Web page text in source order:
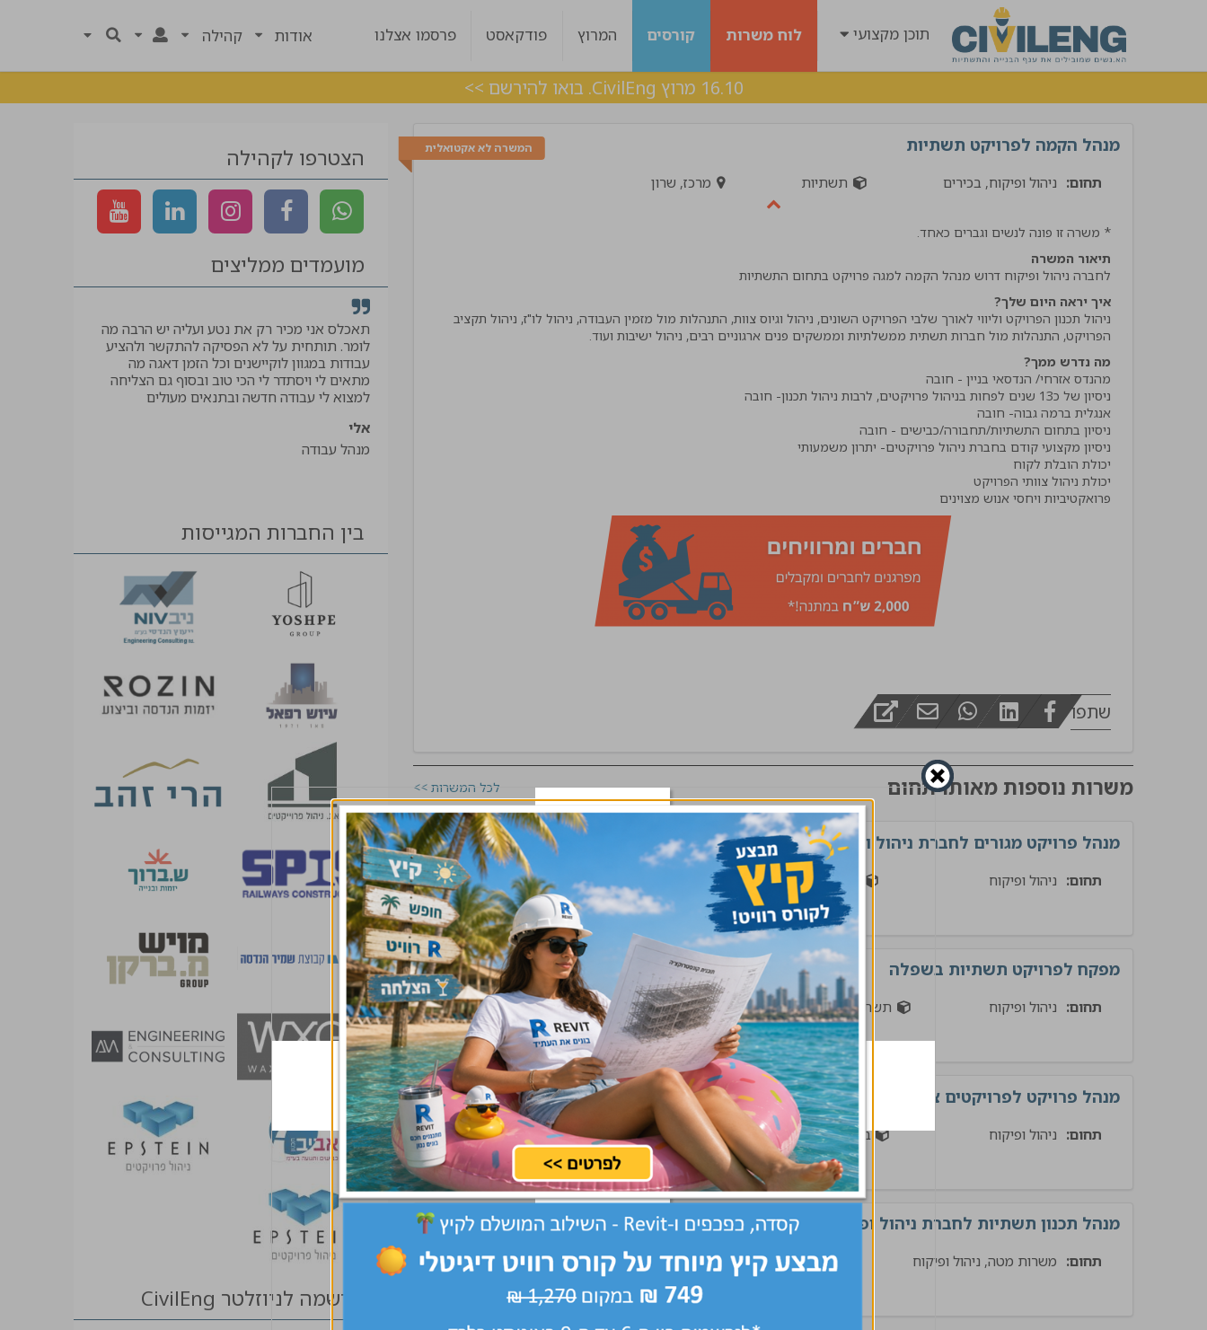
תוכן מקצועי לוח משרות קורסים המרוץ פודקאסט פרסמו אצלנו אודות קהילה
16.10 מרוץ CivilEng. בואו להירשם >>
המשרה לא אקטואלית מנהל הקמה לפרויקט תשתיות
תחום: ניהול ופיקוח, בכירים תשתיות מרכז, שרון
* משרה זו פונה לנשים וגברים כאחד.
תיאור המשרה
לחברה ניהול ופיקוח דרוש מנהל הקמה למגה פרויקט בתחום התשתיות
איך יראה היום שלך?
ניהול תכנון הפרויקט וליווי לאורך שלבי הפרויקט השונים, ניהול וגיוס צוות, התנהלות מול מזמין העבודה, ניהול לו"ז, ניהול תקציב
הפרויקט, התנהלות מול חברות תשתית ממשלתיות וממשקים פנים ארגוניים רבים, ניהול ישיבות ועוד.
מה נדרש ממך?
פרואקטיביות ויחסי אנוש מצוינים
שתפו
משרות נוספות מאותו תחום לכל המשרות >>
מנהל פרויקט מגורים לחברת ניהול ופיקוח
תחום: ניהול ופיקוח בינוי מרכז שלח קורות חיים
מפקח לפרויקט תשתיות בשפלה
תחום: ניהול ופיקוח תשתיות מרכז, שפלה, דרום שלח קורות חיים
מנהל פרויקט לפרויקטים ציבוריים
תחום: ניהול ופיקוח בינוי מרכז, שרון שלח קורות חיים
מנהל תכנון תשתיות לחברת ניהול ופיקוח בתל אביב
תחום: משרות מטה, ניהול ופיקוח תשתיות מרכז, שרון, שפלה שלח קורות חיים
הצטרפו לקהילה
מועמדים ממליצים
"קיבלתי שירות מנטע השירות היה מעולה עם
הרבה ידע וסבלנות קיבלתי מענה בצורה מדויקת !
אביתר
ליווי מצויין, בכל שלב היו מעורבים לאורך כל הדרך
תאכלס אני מכיר רק את נטע ועליה יש הרבה מה
לומר. תותחית על לא הפסיקה להתקשר ולהציע
עבודות במגוון לוקיישנים וכל הזמן דאגה מה
מתאים לי ויסתדר לי הכי טוב ובסוף גם הצליחה
למצוא לי עבודה חדשה ובתנאים מעולים
אלי
מנהל עבודה
בין החברות המגייסות
הרשמה לניוזלטר CivilEng